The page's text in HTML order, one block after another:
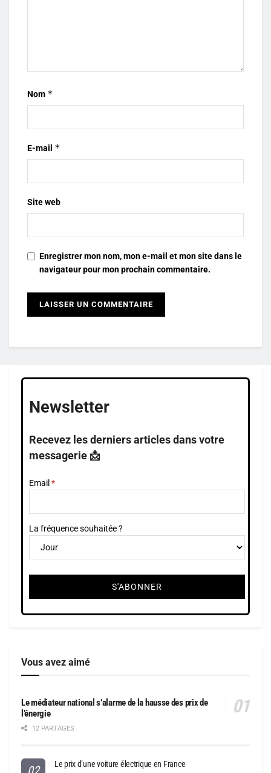
Nom *
E-mail *
Site web
Enregistrer mon nom, mon e-mail et mon site dans le
navigateur pour mon prochain commentaire.
Newsletter
Recevez les derniers articles dans votre
messagerie 📩
Email
La fréquence souhaitée ?
Vous avez aimé
Le médiateur national s’alarme de la hausse des prix de
l’énergie
12 PARTAGES
Le prix d’une voiture électrique en France